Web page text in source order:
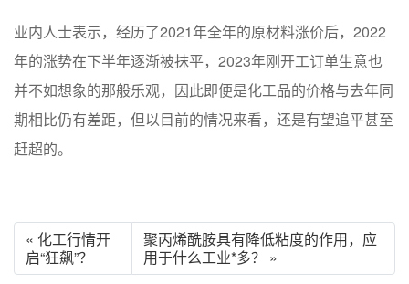
业内人士表示，经历了2021年全年的原材料涨价后，2022
年的涨势在下半年逐渐被抹平，2023年刚开工订单生意也
并不如想象的那般乐观，因此即便是化工品的价格与去年同
期相比仍有差距，但以目前的情况来看，还是有望追平甚至
赶超的。
« 化工行情开
启“狂飙”？
聚丙烯酰胺具有降低粘度的作用，应
用于什么工业*多？ »